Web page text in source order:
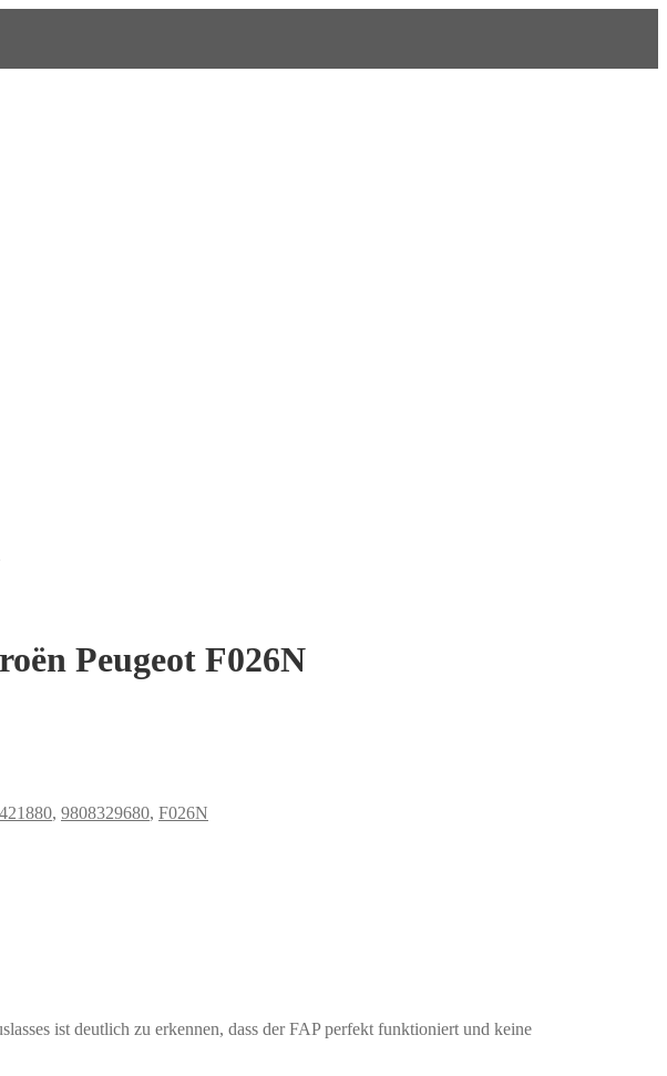
Peugeot F026N
, 9808329680, F026N
ist deutlich zu erkennen, dass der FAP perfekt funktioniert und keine